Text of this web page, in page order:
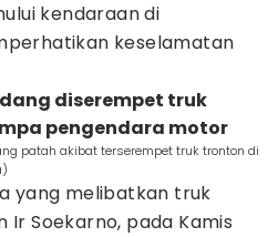
kendaraan di
keselamatan
diserempet truk
pengendara motor
patah akibat terserempet truk tronton di
yang melibatkan truk
Soekarno, pada Kamis